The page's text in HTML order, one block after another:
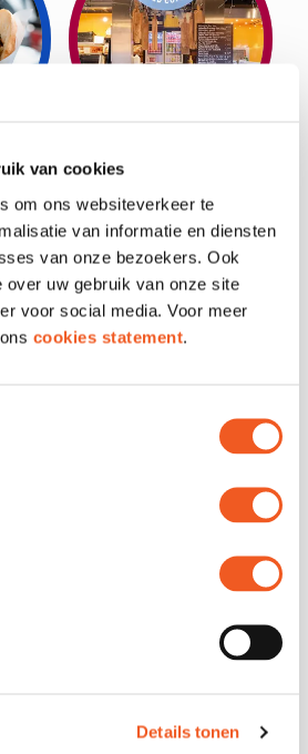
van cookies
om ons websiteverkeer te
van informatie en diensten
van onze bezoekers. Ook
over uw gebruik van onze site
voor social media. Voor meer
cookies statement.
Details tonen
BRUNCH &
COMPANY